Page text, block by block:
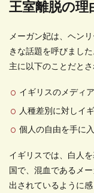
王室離脱の理
メーガン妃は、ヘン
きな話題を呼びまし
主に以下のことだとさ
イギリスのメディ
人種差別に対しイ
個人の自由を手に
イギリスでは、白人
国で、混血であるメ
出されているように